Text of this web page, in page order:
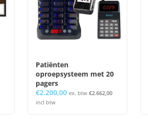
Patiënten
oproepsysteem met 20
pagers
€2.200,00 ex. btw €2.662,00
incl btw